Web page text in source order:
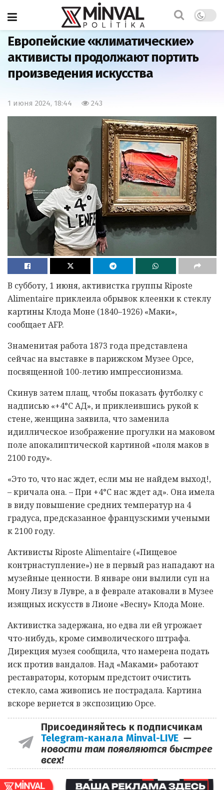
Главная Общество
Европейские «климатические»
активисты продолжают портить
произведения искусства
1 июня 2024, 18:44 243
В субботу, 1 июня, активистка группы Riposte
Alimentaire приклеила обрывок клеенки к стеклу
картины Клода Моне (1840–1926) «Маки»,
сообщает AFP.
Знаменитая работа 1873 года представлена
сейчас на выставке в парижском Музее Орсе,
посвященной 100-летию импрессионизма.
Скинув затем плащ, чтобы показать футболку с
надписью «+4°С АД», и приклеившись рукой к
стене, женщина заявила, что заменила
идиллическое изображение прогулки на маковом
поле апокалиптической картиной «поля маков в
2100 году».
«Это то, что нас ждет, если мы не найдем выход!,
– кричала она. – При +4°С нас ждет ад». Она имела
в виду повышение средних температур на 4
градуса, предсказанное французскими учеными
к 2100 году.
Активисты Riposte Alimentaire («Пищевое
контрнаступление») не в первый раз нападают на
музейные ценности. В январе они вылили суп на
Мону Лизу в Лувре, а в феврале атаковали в Музее
изящных искусств в Лионе «Весну» Клода Моне.
Активистка задержана, но едва ли ей угрожает
что-нибудь, кроме символического штрафа.
Дирекция музея сообщила, что намерена подать
иск против вандалов. Над «Маками» работают
реставраторы, которым предстоит очистить
стекло, сама живопись не пострадала. Картина
вскоре вернется в экспозицию Орсе.
Присоединяйтесь к подписчикам
Telegram-канала Minval-LIVE —
новости там появляются быстрее
всех!